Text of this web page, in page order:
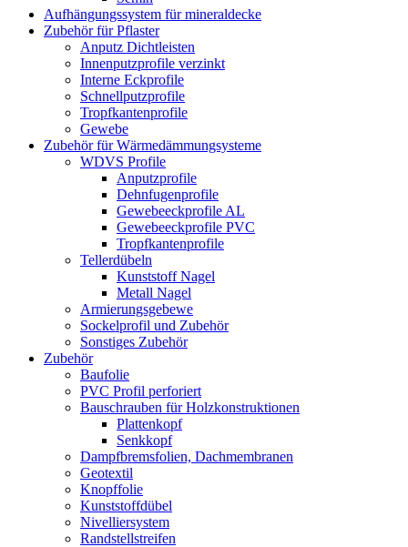
Aufhängungssystem für mineraldecke
Zubehör für Pflaster
Anputz Dichtleisten
Innenputzprofile verzinkt
Interne Eckprofile
Schnellputzprofile
Tropfkantenprofile
Gewebe
Zubehör für Wärmedämmungsysteme
WDVS Profile
Anputzprofile
Dehnfugenprofile
Gewebeeckprofile AL
Gewebeeckprofile PVC
Tropfkantenprofile
Tellerdübeln
Kunststoff Nagel
Metall Nagel
Armierungsgebewe
Sockelprofil und Zubehör
Sonstiges Zubehör
Zubehör
Baufolie
PVC Profil perforiert
Bauschrauben für Holzkonstruktionen
Plattenkopf
Senkkopf
Dampfbremsfolien, Dachmembranen
Geotextil
Knopffolie
Kunststoffdübel
Nivelliersystem
Randstellstreifen